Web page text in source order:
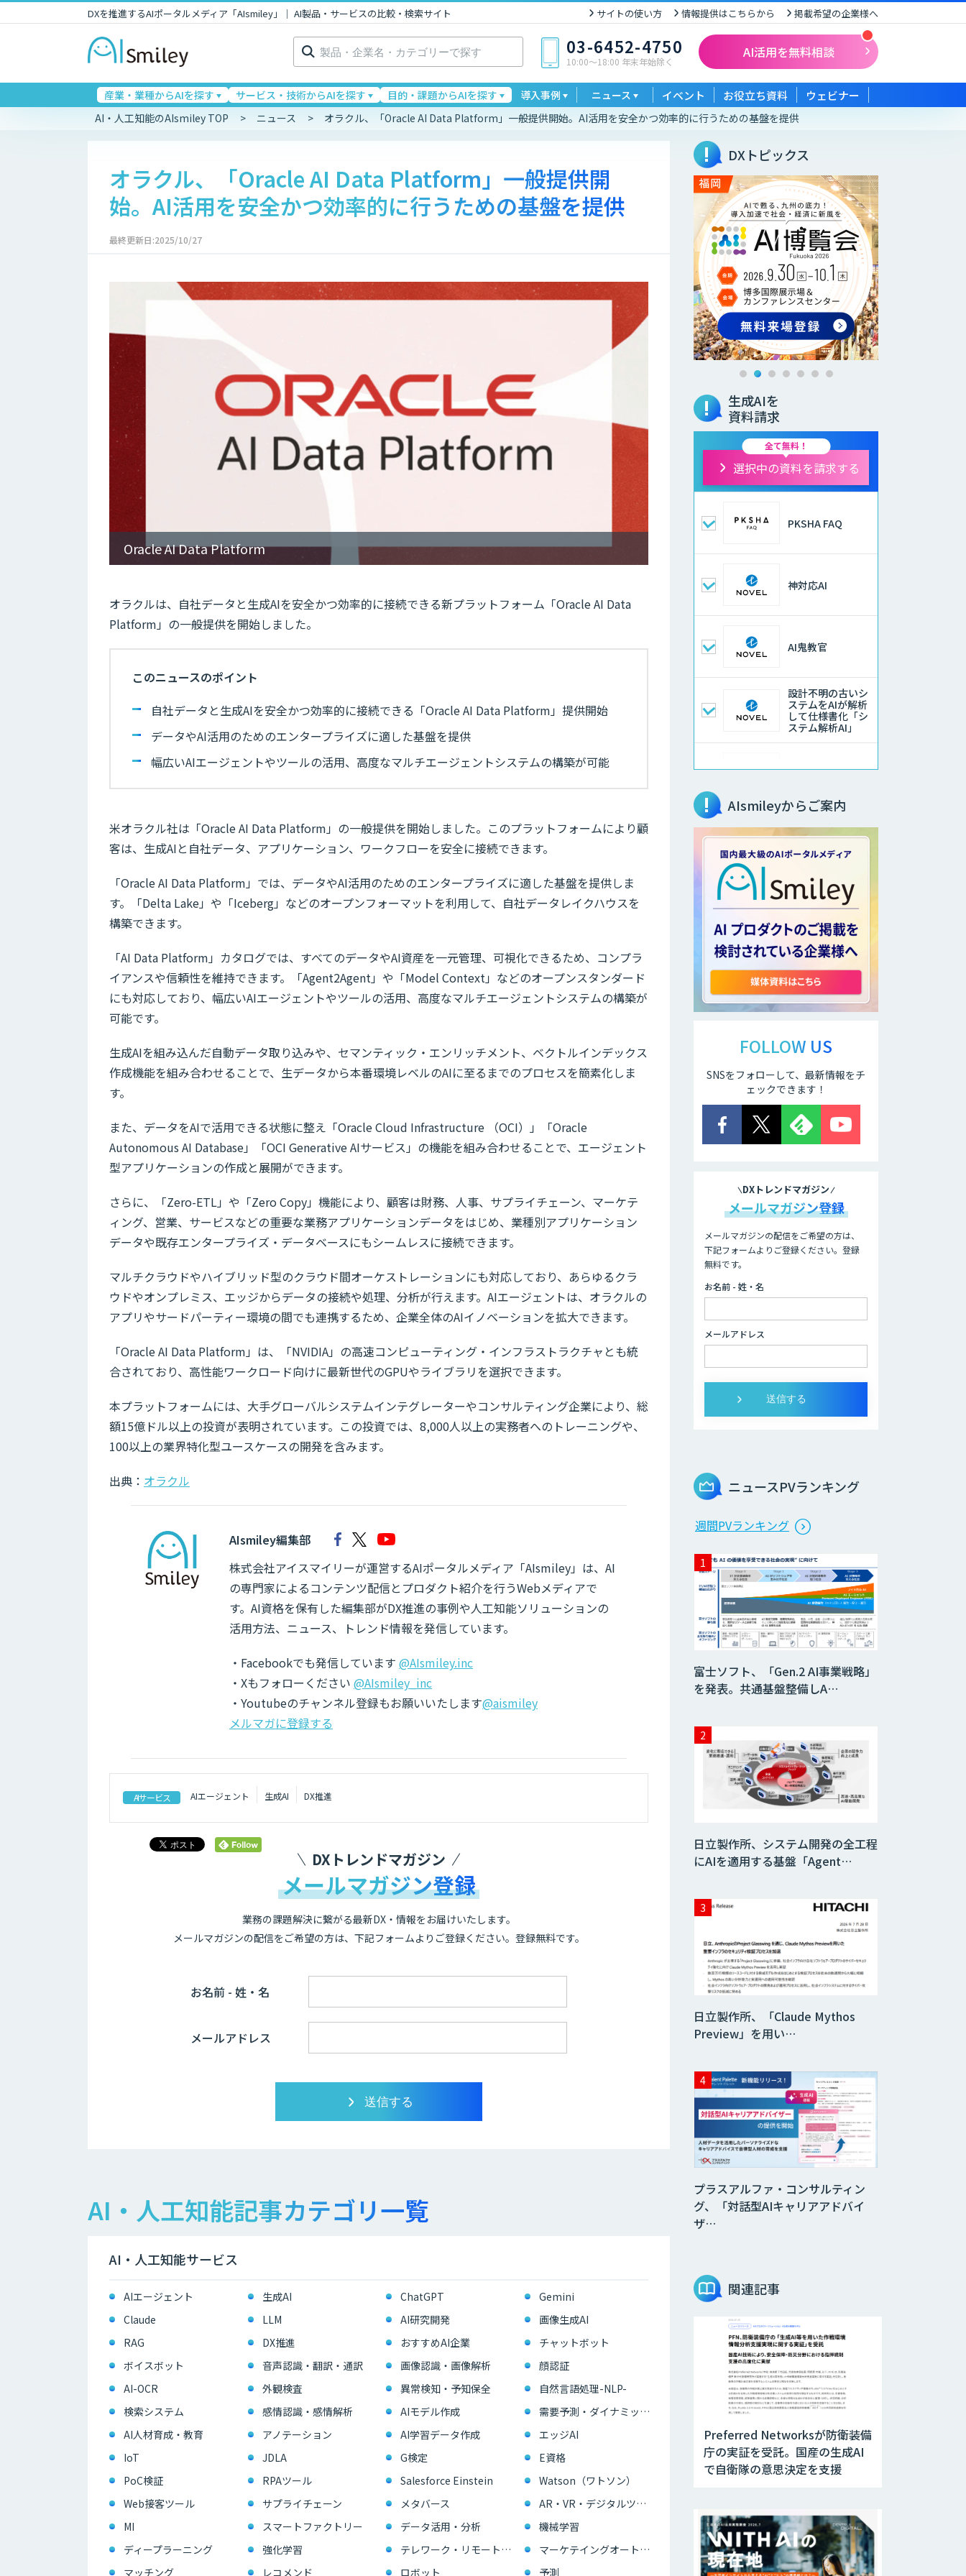
DXを推進するAIポータルメディア「AIsmiley」｜ AI製品・サービスの比較・検索サイト サイトの使い方 情報提供はこちらから 掲載希望の企業様へ
検
索: 03-6452-4750
10:00〜18:00 年末年始除く
AI活用を無料相談
産業・業種からAIを探す サービス・技術からAIを探す 目的・課題からAIを探す 導入事例 ニュース イベント お役立ち資料 ウェビナー
AI・人工知能のAIsmiley TOP ニュース オラクル、「Oracle AI Data Platform」一般提供開始。AI活用を安全かつ効率的に行うための基盤を提供
オラクル、「Oracle AI Data Platform」一般提供開
始。AI活用を安全かつ効率的に行うための基盤を提供
最終更新日:2025/10/27
Oracle AI Data Platform
オラクルは、自社データと生成AIを安全かつ効率的に接続できる新プラットフォーム「Oracle AI Data
Platform」の一般提供を開始しました。
このニュースのポイント
自社データと生成AIを安全かつ効率的に接続できる「Oracle AI Data Platform」提供開始
データやAI活用のためのエンタープライズに適した基盤を提供
幅広いAIエージェントやツールの活用、高度なマルチエージェントシステムの構築が可能
米オラクル社は「Oracle AI Data Platform」の一般提供を開始しました。このプラットフォームにより顧
客は、生成AIと自社データ、アプリケーション、ワークフローを安全に接続できます。
「Oracle AI Data Platform」では、データやAI活用のためのエンタープライズに適した基盤を提供しま
す。「Delta Lake」や「Iceberg」などのオープンフォーマットを利用して、自社データレイクハウスを
構築できます。
「AI Data Platform」カタログでは、すべてのデータやAI資産を一元管理、可視化できるため、コンプラ
イアンスや信頼性を維持できます。「Agent2Agent」や「Model Context」などのオープンスタンダード
にも対応しており、幅広いAIエージェントやツールの活用、高度なマルチエージェントシステムの構築が
可能です。
生成AIを組み込んだ自動データ取り込みや、セマンティック・エンリッチメント、ベクトルインデックス
作成機能を組み合わせることで、生データから本番環境レベルのAIに至るまでのプロセスを簡素化しま
す。
また、データをAIで活用できる状態に整え「Oracle Cloud Infrastructure （OCI）」「Oracle
Autonomous AI Database」「OCI Generative AIサービス」の機能を組み合わせることで、エージェント
型アプリケーションの作成と展開ができます。
さらに、「Zero-ETL」や「Zero Copy」機能により、顧客は財務、人事、サプライチェーン、マーケテ
ィング、営業、サービスなどの重要な業務アプリケーションデータをはじめ、業種別アプリケーション
データや既存エンタープライズ・データベースにもシームレスに接続できます。
マルチクラウドやハイブリッド型のクラウド間オーケストレーションにも対応しており、あらゆるクラ
ウドやオンプレミス、エッジからデータの接続や処理、分析が行えます。AIエージェントは、オラクルの
アプリやサードパーティー環境の間でも連携するため、企業全体のAIイノベーションを拡大できます。
「Oracle AI Data Platform」は、「NVIDIA」の高速コンピューティング・インフラストラクチャとも統
合されており、高性能ワークロード向けに最新世代のGPUやライブラリを選択できます。
本プラットフォームには、大手グローバルシステムインテグレーターやコンサルティング企業により、総
額15億ドル以上の投資が表明されています。この投資では、8,000人以上の実務者へのトレーニングや、
100以上の業界特化型ユースケースの開発を含みます。
出典： オラクル
AIsmiley編集部
株式会社アイスマイリーが運営するAIポータルメディア「AIsmiley」は、AI
の専門家によるコンテンツ配信とプロダクト紹介を行うWebメディアで
す。AI資格を保有した編集部がDX推進の事例や人工知能ソリューションの
活用方法、ニュース、トレンド情報を発信しています。
・Facebookでも発信しています @AIsmiley.inc
・Xもフォローください @AIsmiley_inc
・Youtubeのチャンネル登録もお願いいたします@aismiley
メルマガに登録する
AIサービス AIエージェント 生成AI DX推進
DXトレンドマガジン
メールマガジン登録
業務の課題解決に繋がる最新DX・情報をお届けいたします。
メールマガジンの配信をご希望の方は、下記フォームよりご登録ください。登録無料です。
お名前 - 姓・名
メールアドレス
AI・人工知能記事カテゴリ一覧
AI・人工知能サービス
AIエージェント 生成AI ChatGPT
Gemini
Claude
LLM AI研究開発
画像生成AI
RAG
DX推進 おすすめAI企業
チャットボット
ボイスボット
音声認識・翻訳・通訳 画像認識・画像解析
顔認証
AI-OCR
外観検査 異常検知・予知保全
自然言語処理-NLP-
検索システム
感情認識・感情解析 AIモデル作成
需要予測・ダイナミックプライシング
AI人材育成・教育
アノテーション AI学習データ作成
エッジAI
IoT
JDLA G検定
E資格
PoC検証
RPAツール Salesforce Einstein
Watson（ワトソン）
Web接客ツール
サプライチェーン メタバース
AR・VR・デジタルツイン
MI
スマートファクトリー データ活用・分析
機械学習
ディープラーニング
強化学習 テレワーク・リモートワーク
マーケテイングオートメーション・MAツール
マッチング
レコメンド ロボット 予測
DXトピックス
生成AIを
資料請求
全て無料！
選択中の資料を請求する
PKSHA FAQ
神対応AI
AI鬼教官
設計不明の古いシ
ステムをAIが解析
して仕様書化「シ
ステム解析AI」
LLMOチェキ
AIエージェント開
発支援
AIエンジニアアカ
デミー（バイブコ
ーディング研修）
aiDAPTIV+
ELYZA Works
JAPAN AI
KNOWLEDGE
医療文書作成を効
率化する生成
オーダーメイドAI
人材育成研修
データ分析/AI開
グ
イ）
Cabinet
AI/DX研修
AIコール
ログミーツ
powered by
GPT-4
レミスのAI導入支
援サービス
ブートキャンプ
データ分析エージ
ェント
き」コンサルティ
ングサービス
ロボット向け教師
データ収集・作成
SaaS・サブスク
向け収益管理プラ
ットフォーム「ソ
アスク」
JOINT AI Flow
byGMO
AIR-NEXUS
Acompany セキ
ュアチャット
AI価格調査ツール
Smapra
Agentsense
AIsmileyからご案内
FOLLOW US
SNSをフォローして、最新情報をチ
ェックできます！
DXトレンドマガジン
メールマガジン登録
メールマガジンの配信をご希望の方は、
下記フォームよりご登録ください。登録
無料です。
お名前 - 姓・名
メールアドレス
ニュースPVランキング
週間PVランキング
富士ソフト、「Gen.2 AI事業戦略」
を発表。共通基盤整備しA…
日立製作所、システム開発の全工程
にAIを適用する基盤「Agent…
日立製作所、「Claude Mythos
Preview」を用い…
プラスアルファ・コンサルティン
グ、「対話型AIキャリアアドバイ
ザ…
関連記事
Preferred Networksが防衛装備
庁の実証を受託。国産の生成AI
で自衛隊の意思決定を支援